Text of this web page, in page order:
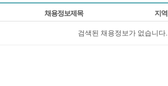
채용정보제목 지역
검색된 채용정보가 없습니다.